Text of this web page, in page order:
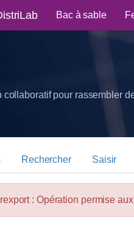
Bac à sable
collaboratif pour rassembler
Rechercher Saisir
: Opération permise